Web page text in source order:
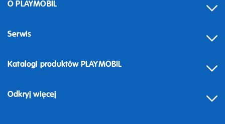
O PLAYMOBIL
Serwis
Odstąpienie od umowy
Katalogi produktów PLAYMOBIL
Odkryj więcej